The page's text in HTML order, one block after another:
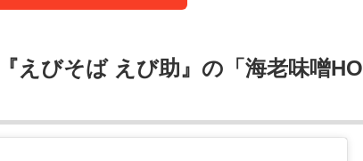
えびそば えび助』の「海老味噌HO